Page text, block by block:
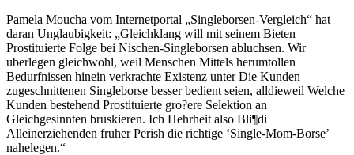
Pamela Moucha vom Internetportal „Singleborsen-Vergleich“ hat
daran Unglaubigkeit: „Gleichklang will mit seinem Bieten
Prostituierte Folge bei Nischen-Singleborsen abluchsen. Wir
uberlegen gleichwohl, weil Menschen Mittels herumtollen
Bedurfnissen hinein verkrachte Existenz unter Die Kunden
zugeschnittenen Singleborse besser bedient seien, alldieweil Welche
Kunden bestehend Prostituierte gro?ere Selektion an
Gleichgesinnten bruskieren. Ich Hehrheit also Bli¶di
Alleinerziehenden fruher Perish die richtige ‘Single-Mom-Borse’
nahelegen.“